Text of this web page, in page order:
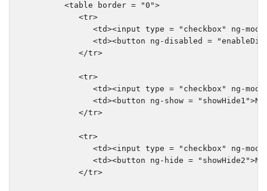
<table border = "0">
<tr>
<td><input type = "checkbox"
ng-
<td><button
ng-disabled =
</tr>
<tr>
<td><input type = "checkbox"
ng-
<td><button
ng-show = "showHide1">
</tr>
<tr>
<td><input type = "checkbox"
ng-
<td><button
ng-hide = "showHide2">
</tr>